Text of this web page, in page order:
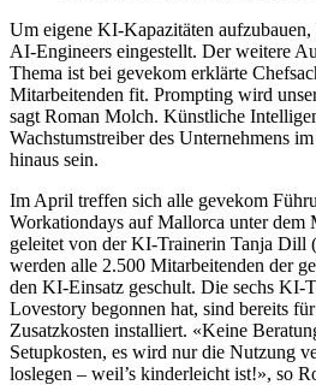
Um eigene KI-Kapazitäten
AI-Engineers eingestellt. Der weitere
Thema ist bei gevekom erklärte
Mitarbeitenden fit. Prompting wird
sagt Roman Molch. Künstliche
Wachstumstreiber des Unternehmens
hinaus sein.
Im April treffen sich alle gevekom
Workationdays auf Mallorca unter
geleitet von der KI-Trainerin Tanja Dill
werden alle 2.500 Mitarbeitenden der
den KI-Einsatz geschult. Die sechs KI-
Lovestory begonnen hat, sind bereits
Zusatzkosten installiert. «Keine
Setupkosten, es wird nur die Nutzung
loslegen – weil’s kinderleicht ist!», so